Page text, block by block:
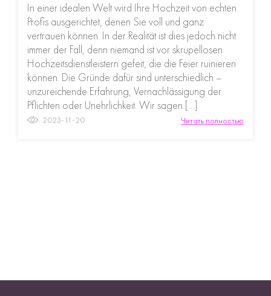
In einer idealen Welt wird Ihre Hochzeit von echten
Profis ausgerichtet, denen Sie voll und ganz
vertrauen können. In der Realität ist dies jedoch nicht
immer der Fall, denn niemand ist vor skrupellosen
Hochzeitsdienstleistern gefeit, die die Feier ruinieren
können. Die Gründe dafür sind unterschiedlich –
unzureichende Erfahrung, Vernachlässigung der
Pflichten oder Unehrlichkeit. Wir sagen […]
2023-11-20 Читать полностью